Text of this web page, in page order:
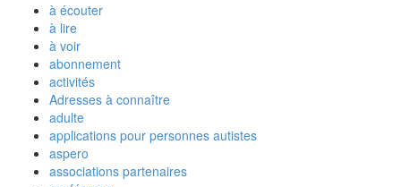
à écouter
à lire
à voir
abonnement
activités
Adresses à connaître
adulte
applications pour personnes autistes
aspero
associations partenaires